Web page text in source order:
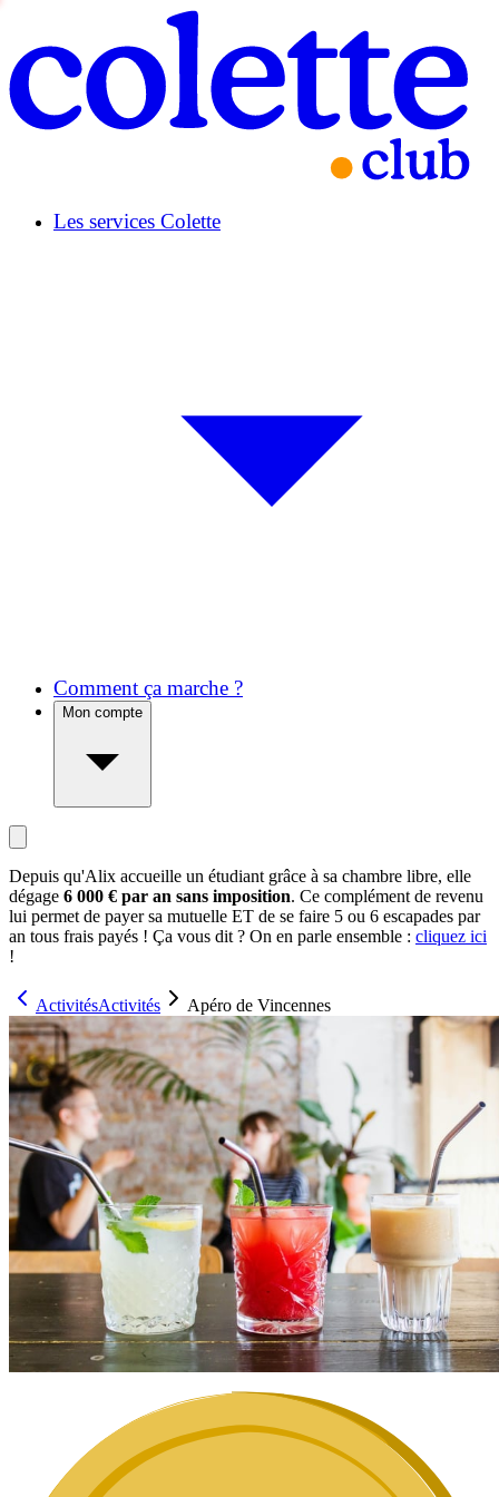
Les services Colette
Comment ça marche ?
Mon compte
Depuis qu'Alix accueille un étudiant grâce à sa chambre libre, elle
dégage 6 000 € par an sans imposition. Ce complément de revenu
lui permet de payer sa mutuelle ET de se faire 5 ou 6 escapades par
an tous frais payés ! Ça vous dit ? On en parle ensemble : cliquez ici
!
ActivitésActivités Apéro de Vincennes